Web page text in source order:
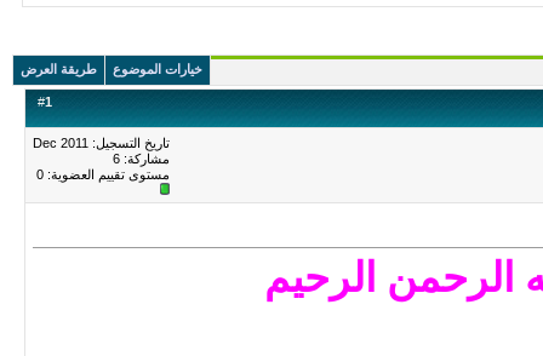
خيارات الموضوع طريقة العرض
#1
تاريخ التسجيل: Dec 2011
مشاركة: 6
مستوى تقييم العضوية: 0
الرحمن الرحيم